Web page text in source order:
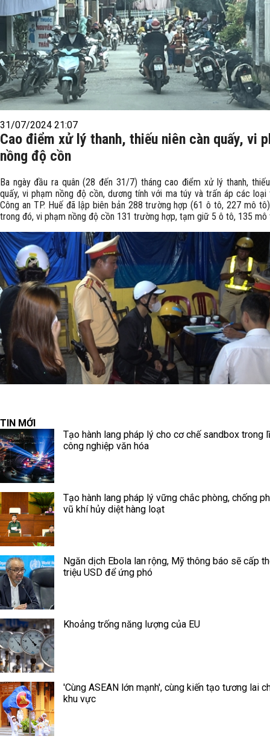
31/07/2024 21:07
Cao điểm xử lý thanh, thiếu niên càn quấy, vi
nồng độ cồn
Ba ngày đầu ra quân (28 đến 31/7) tháng cao điểm xử lý thanh,
quấy, vi phạm nồng độ cồn, dương tính với ma túy và trấn áp các loại
Công an TP. Huế đã lập biên bản 288 trường hợp (61 ô tô, 227 mô
trong đó, vi phạm nồng độ cồn 131 trường hợp, tạm giữ 5 ô tô, 135 mô
TIN MỚI
Tạo hành lang pháp lý cho cơ chế sandbox trong
công nghiệp văn hóa
Tạo hành lang pháp lý vững chắc phòng, chống
vũ khí hủy diệt hàng loạt
Ngăn dịch Ebola lan rộng, Mỹ thông báo sẽ cấp
triệu USD để ứng phó
Khoảng trống năng lượng của EU
'Cùng ASEAN lớn mạnh', cùng kiến tạo tương lai
khu vực